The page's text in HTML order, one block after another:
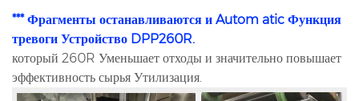
*** Фрагменты останавливаются и Autom atic Функция
тревоги Устройство DPP260R.
который 260R Уменьшает отходы и значительно повышает
эффективность сырья Утилизация.